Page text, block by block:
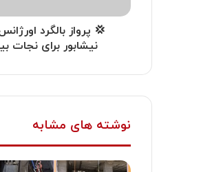
💢 پرواز بالگرد
نیشابور برای نجات
نوشته های مشابه